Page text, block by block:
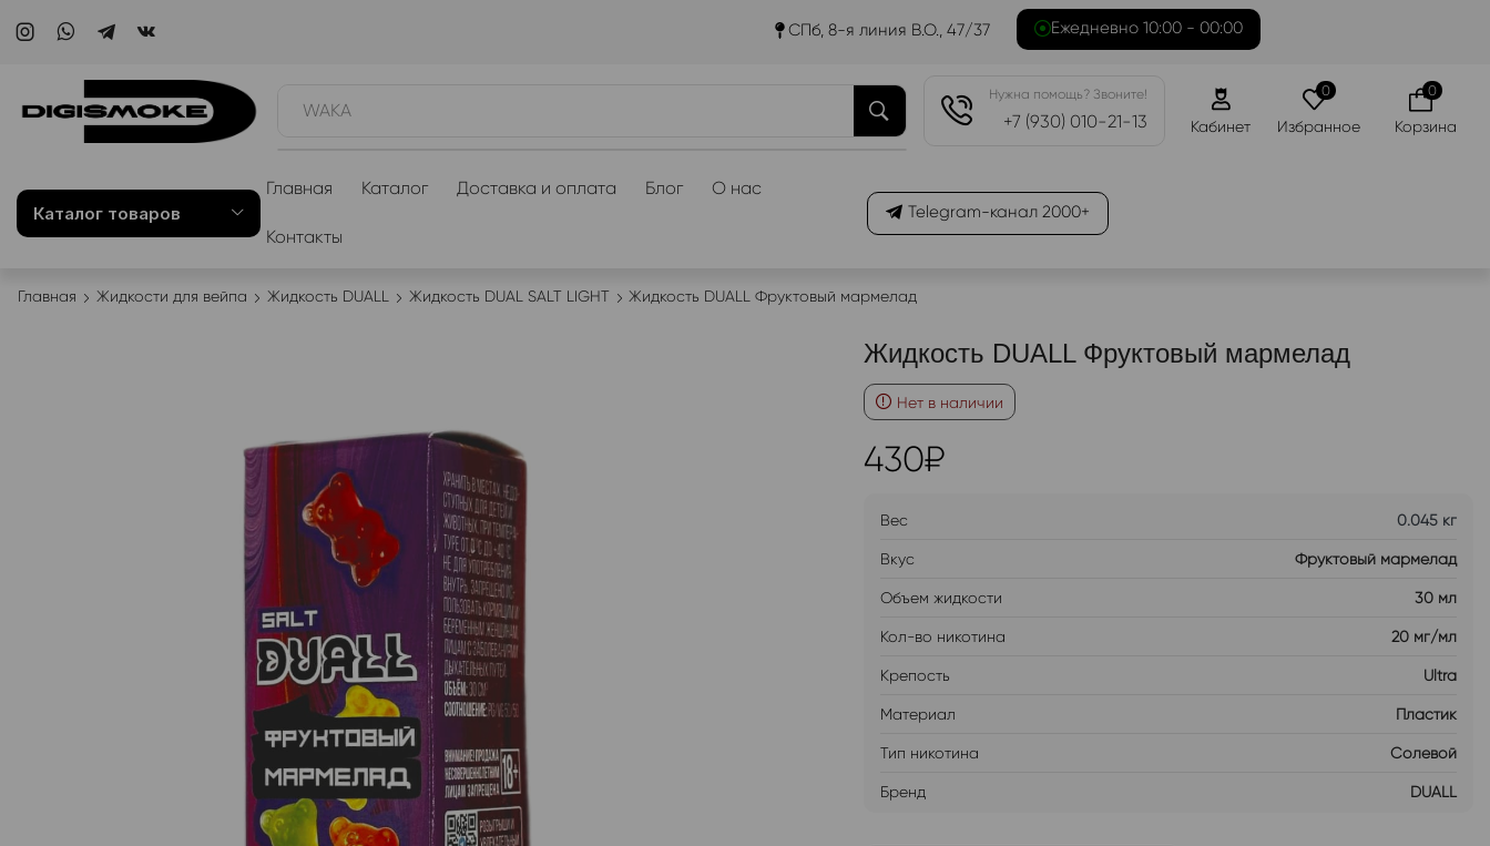
СПб, 8-я линия В.О., 47/37 Ежедневно 10:00 - 00:00
WAKA
Нужна помощь? Звоните!
+7 (930) 010-21-13 Кабинет
0
Избранное
0
Корзина
Каталог товаров
Главная Каталог Доставка и оплата Блог О нас
Контакты
Telegram-канал 2000+
Главная Жидкости для вейпа Жидкость DUALL Жидкость DUAL SALT LIGHT Жидкость DUALL Фруктовый мармелад
Жидкость DUALL Фруктовый мармелад
Нет в наличии
430₽
Вес 0.045 кг
Вкус Фруктовый мармелад
Объем жидкости 30 мл
Кол-во никотина 20 мг/мл
Крепость Ultra
Материал Пластик
Тип никотина Солевой
Бренд DUALL